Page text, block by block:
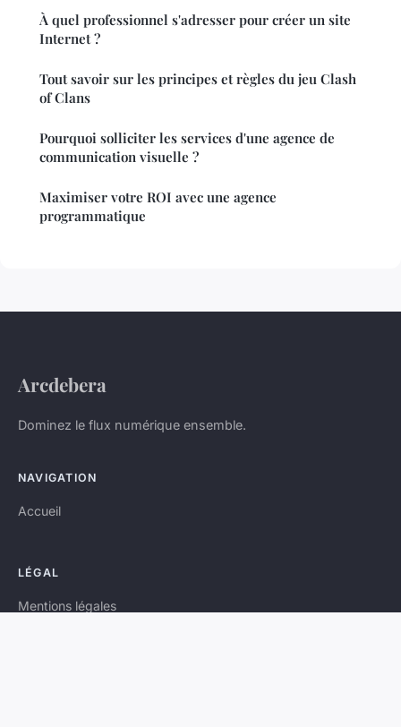
À quel professionnel s'adresser pour créer un site
Internet ?
Tout savoir sur les principes et règles du jeu Clash
of Clans
Pourquoi solliciter les services d'une agence de
communication visuelle ?
Maximiser votre ROI avec une agence
programmatique
Arcdebera
Dominez le flux numérique ensemble.
NAVIGATION
Accueil
LÉGAL
Mentions légales